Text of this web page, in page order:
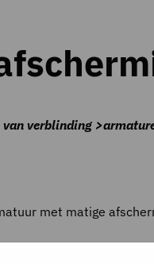
verblinding
met matige